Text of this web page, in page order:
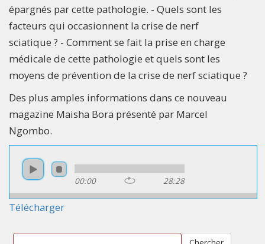
épargnés par cette pathologie. - Quels sont les
facteurs qui occasionnent la crise de nerf
sciatique ? - Comment se fait la prise en charge
médicale de cette pathologie et quels sont les
moyens de prévention de la crise de nerf sciatique ?
Des plus amples informations dans ce nouveau
magazine Maisha Bora présenté par Marcel
Ngombo.
00:00 28:28
Télécharger